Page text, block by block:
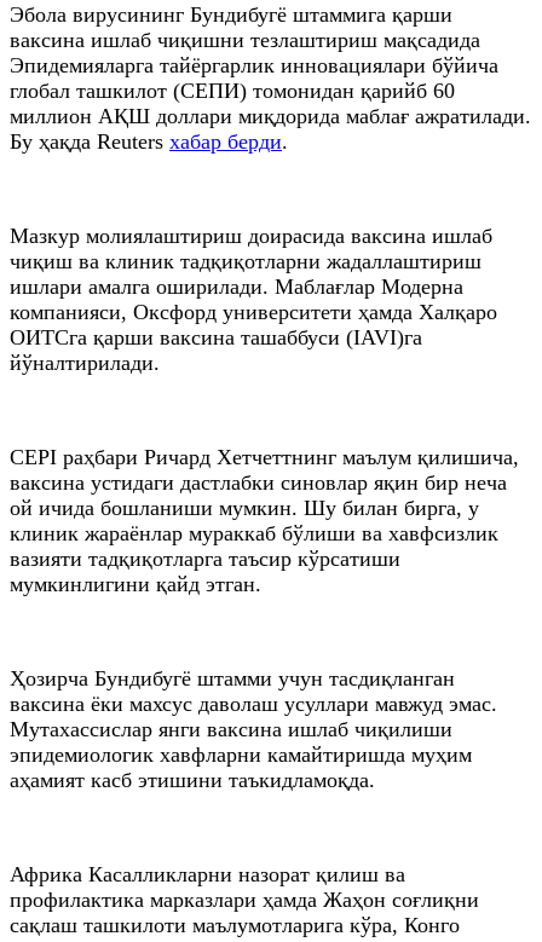
Эбола вирусининг Бундибугё штаммига қарши
ваксина ишлаб чиқишни тезлаштириш мақсадида
Эпидемияларга тайёргарлик инновациялари бўйича
глобал ташкилот (CЕПИ) томонидан қарийб 60
миллион АҚШ доллари миқдорида маблағ ажратилади.
Бу ҳақда Reuters хабар берди.
Мазкур молиялаштириш доирасида ваксина ишлаб
чиқиш ва клиник тадқиқотларни жадаллаштириш
ишлари амалга оширилади. Маблағлар Модерна
компанияси, Оксфорд университети ҳамда Халқаро
ОИТСга қарши ваксина ташаббуси (IAVI)га
йўналтирилади.
CЕPI раҳбари Ричард Хетчеттнинг маълум қилишича,
ваксина устидаги дастлабки синовлар яқин бир неча
ой ичида бошланиши мумкин. Шу билан бирга, у
клиник жараёнлар мураккаб бўлиши ва хавфсизлик
вазияти тадқиқотларга таъсир кўрсатиши
мумкинлигини қайд этган.
Ҳозирча Бундибугё штамми учун тасдиқланган
ваксина ёки махсус даволаш усуллари мавжуд эмас.
Мутахассислар янги ваксина ишлаб чиқилиши
эпидемиологик хавфларни камайтиришда муҳим
аҳамият касб этишини таъкидламоқда.
Африка Касалликларни назорат қилиш ва
профилактика марказлари ҳамда Жаҳон соғлиқни
сақлаш ташкилоти маълумотларига кўра, Конго